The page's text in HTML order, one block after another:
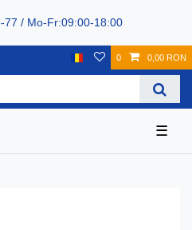
77 / Mo-Fr:09:00-18:00
0 0,00 RON
☰